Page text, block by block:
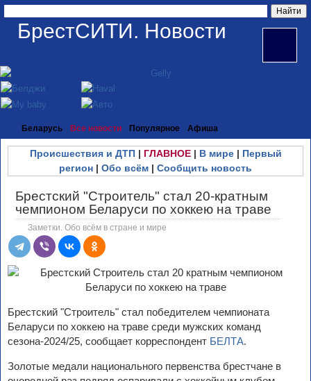
БрестСИТИ. Новости
Беларусь Все новости Популярное Афиша
Происшествия и ДТП| ГЛАВНОЕ| В мире| Первый
регион | Обо всём | Сообщить новость
Брестский "Строитель" стал 20-кратным
чемпионом Беларуси по хоккею на траве
Заметки. Обо всём в стране и мире
Брестский "Строитель" стал победителем чемпионата
Беларуси по хоккею на траве среди мужских команд
сезона-2024/25, сообщает корреспондент БЕЛТА.
Золотые медали национального первенства брестчане в